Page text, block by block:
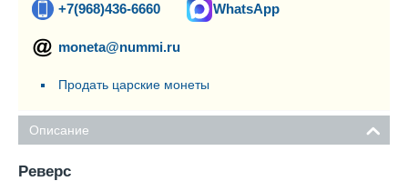
+7(968)436-6660 WhatsApp
moneta@nummi.ru
Продать царские монеты
Описание
Реверс